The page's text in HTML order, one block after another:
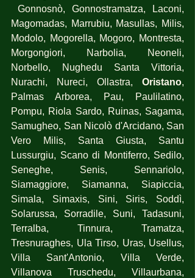
Gonnosnò, Gonnostramatza, Laconi,
Magomadas, Marrubiu, Masullas, Milis,
Modolo, Mogorella, Mogoro, Montresta,
Morgongiori, Narbolia, Neoneli,
Norbello, Nughedu Santa Vittoria,
Nurachi, Nureci, Ollastra, Oristano,
Palmas Arborea, Pau, Paulilatino,
Pompu, Riola Sardo, Ruinas, Sagama,
Samugheo, San Nicolò d'Arcidano, San
Vero Milis, Santa Giusta, Santu
Lussurgiu, Scano di Montiferro, Sedilo,
Seneghe, Senis, Sennariolo,
Siamaggiore, Siamanna, Siapiccia,
Simala, Simaxis, Sini, Siris, Soddì,
Solarussa, Sorradile, Suni, Tadasuni,
Terralba, Tinnura, Tramatza,
Tresnuraghes, Ula Tirso, Uras, Usellus,
Villa Sant'Antonio, Villa Verde,
Villanova Truschedu, Villaurbana,